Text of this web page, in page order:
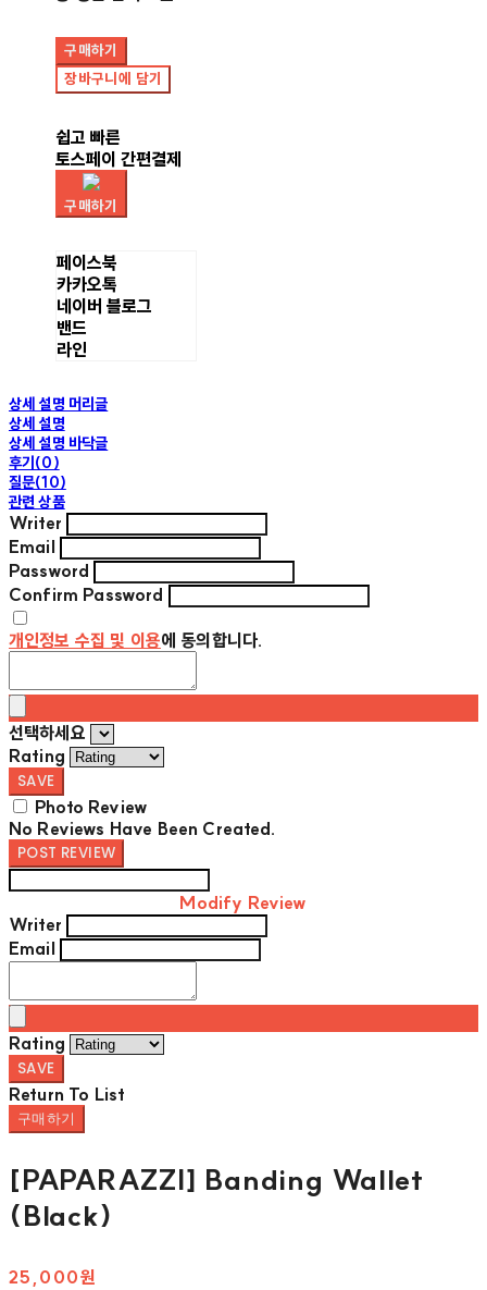
구매하기
장바구니에 담기
쉽고 빠른
토스페이 간편결제
구매하기
페이스북
카카오톡
네이버 블로그
밴드
라인
상세 설명 머리글
상세 설명
상세 설명 바닥글
후기(0)
질문(10)
관련 상품
Writer
Email
Password
Confirm Password
개인정보 수집 및 이용에 동의합니다.
선택하세요
Rating
SAVE
Photo Review
No Reviews Have Been Created.
POST REVIEW
Modify Review
Writer
Email
Rating
SAVE
Return To List
구매하기
[PAPARAZZI] Banding Wallet
(Black)
25,000원